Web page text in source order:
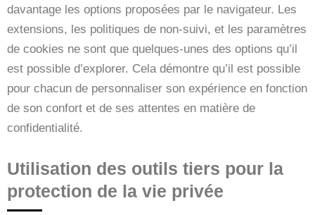
davantage les options proposées par le navigateur. Les
extensions, les politiques de non-suivi, et les paramètres
de cookies ne sont que quelques-unes des options qu’il
est possible d’explorer. Cela démontre qu’il est possible
pour chacun de personnaliser son expérience en fonction
de son confort et de ses attentes en matière de
confidentialité.
Utilisation des outils tiers pour la
protection de la vie privée